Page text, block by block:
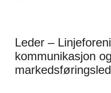
Leder –
kommunikasjon og